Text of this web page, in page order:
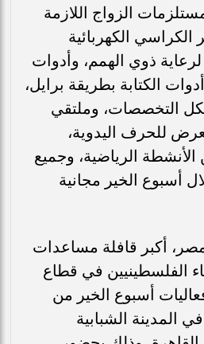
الزواج اللازمة
الكراسي الكهربائية
ذوي الهمم، وأدوات
الكتابة بطريقة برايل،
التخصصات، وملتقي
للحرف اليدوية،
الرياضية، وجميع
أسبوع الخير مجانية
أكبر قافلة مساعدات
الفلسطينيين في قطاع
أسبوع الخير من
المدينة الشبابية